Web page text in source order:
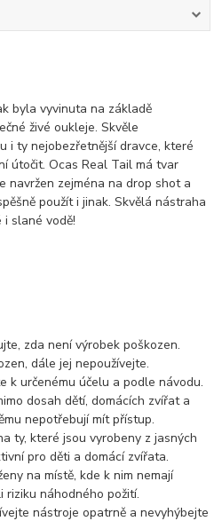
byla vyvinuta na základě
živé oukleje. Skvěle
i ty nejobezřetnější dravce, které
útočit. Ocas Real Tail má tvar
navržen zejména na drop shot a
použít i jinak. Skvělá nástraha
slané vodě!
zda není výrobek poškozen.
dále jej nepoužívejte.
k určenému účelu a podle návodu.
dosah dětí, domácích zvířat a
nepotřebují mít přístup.
ty, které jsou vyrobeny z jasných
pro děti a domácí zvířata.
na místě, kde k nim nemají
náhodného požití.
nástroje opatrně a nevyhýbejte